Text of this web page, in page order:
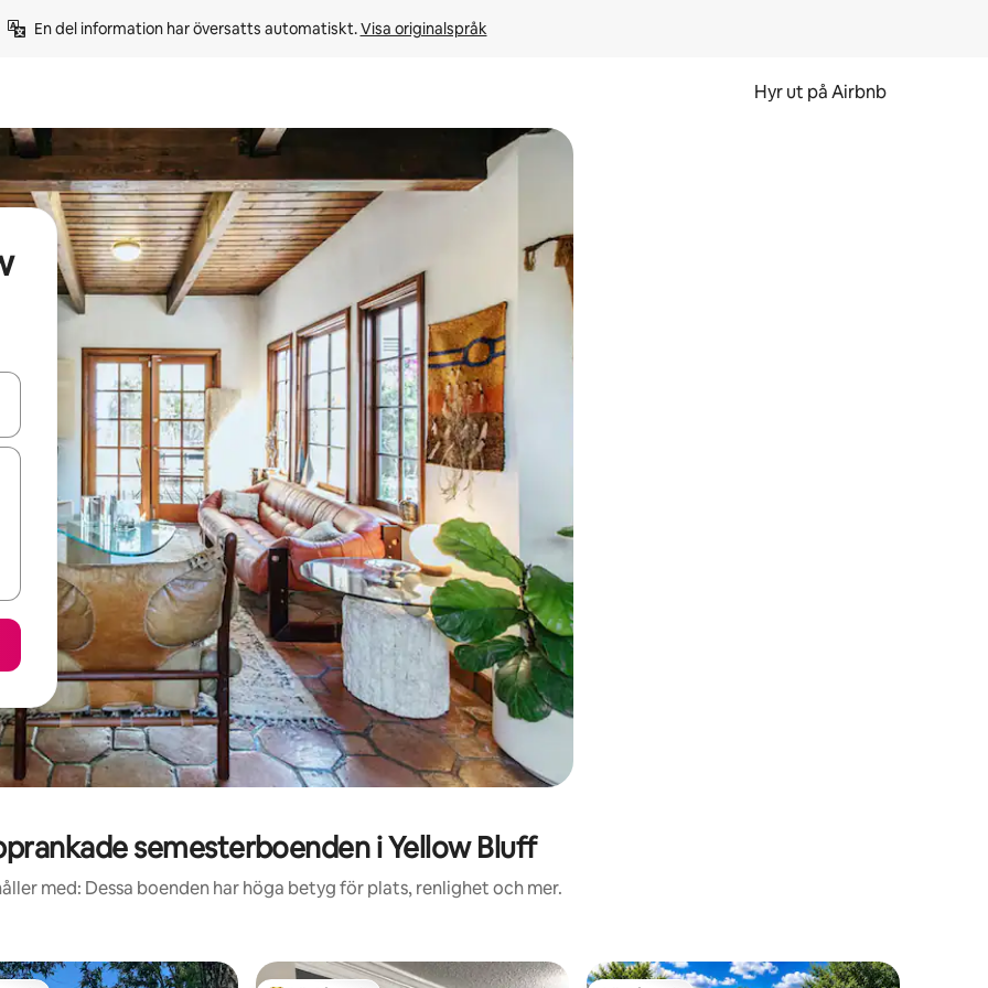
En del information har översatts automatiskt. Visa originalspråk
Hyr ut på Airbnb
och nedåtpilarna eller utforska genom att trycka eller svepa.
semesterboenden i Yellow Bluff
med: Dessa boenden har höga betyg för plats, renlighet och mer.